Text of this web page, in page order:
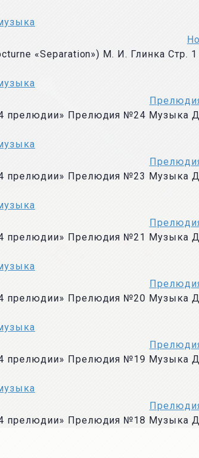
«Separation») М. И. Глинка Стр. 1
прелюдии» Прелюдия №24 Музыка
прелюдии» Прелюдия №23 Музыка
прелюдии» Прелюдия №21 Музыка
прелюдии» Прелюдия №20 Музыка
прелюдии» Прелюдия №19 Музыка
прелюдии» Прелюдия №18 Музыка